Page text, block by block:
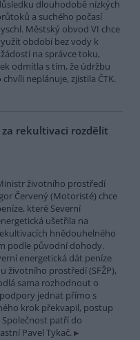
dlouhodobě nízkých
a suchého počasí
Městský obvod VI chce
období bez vody k
na správce toku,
odmítla s tím, že údržbu
neplánuje, zjistila ČTK.
rekultivaci rozdělit
životního prostředí
Červený (Motoristé) chce
které Severní
ušetřila na
hnědouhelného
podle původní dohody.
energetická dát peníze
životního prostředí (SFŽP),
sama rozhodnout o
jednat přímo s
krok překvapil, postup
patří do
Pavel Tykač.